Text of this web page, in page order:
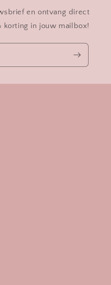
en ontvang direct
korting in jouw mailbox!